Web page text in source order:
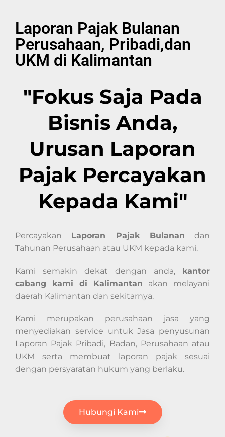
Laporan Pajak Bulanan
Perusahaan, Pribadi,dan
UKM di Kalimantan
"Fokus Saja Pada
Bisnis Anda,
Urusan Laporan
Pajak Percayakan
Kepada Kami"
Percayakan Laporan Pajak Bulanan dan
Tahunan Perusahaan atau UKM kepada kami.
Kami semakin dekat dengan anda, kantor
cabang kami di Kalimantan akan melayani
daerah Kalimantan dan sekitarnya.
Kami merupakan perusahaan jasa yang
menyediakan service untuk Jasa penyusunan
Laporan Pajak Pribadi, Badan, Perusahaan atau
UKM serta membuat laporan pajak sesuai
dengan persyaratan hukum yang berlaku.
Hubungi Kami